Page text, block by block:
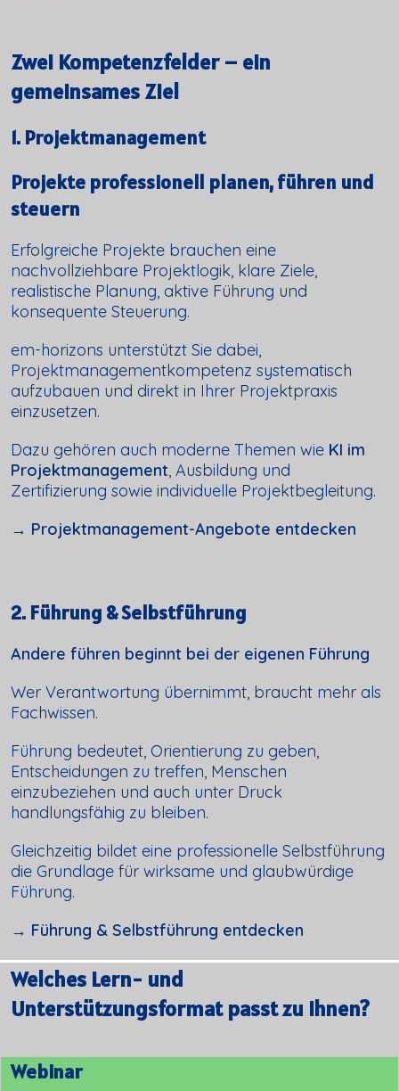
Zwei Kompetenzfelder – ein
gemeinsames Ziel
1. Projektmanagement
Projekte professionell planen, führen und
steuern
Erfolgreiche Projekte brauchen eine
nachvollziehbare Projektlogik, klare Ziele,
realistische Planung, aktive Führung und
konsequente Steuerung.
em-horizons unterstützt Sie dabei,
Projektmanagementkompetenz systematisch
aufzubauen und direkt in Ihrer Projektpraxis
einzusetzen.
Dazu gehören auch moderne Themen wie KI im
Projektmanagement, Ausbildung und
Zertifizierung sowie individuelle Projektbegleitung.
→ Projektmanagement-Angebote entdecken
2. Führung & Selbstführung
Andere führen beginnt bei der eigenen Führung
Wer Verantwortung übernimmt, braucht mehr als
Fachwissen.
Führung bedeutet, Orientierung zu geben,
Entscheidungen zu treffen, Menschen
einzubeziehen und auch unter Druck
handlungsfähig zu bleiben.
Gleichzeitig bildet eine professionelle Selbstführung
die Grundlage für wirksame und glaubwürdige
Führung.
→ Führung & Selbstführung entdecken
Welches Lern- und
Unterstützungsformat passt zu Ihnen?
Webinar